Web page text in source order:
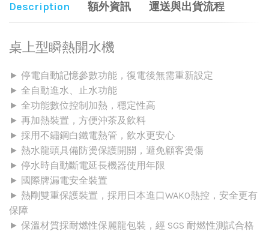
Description 額外資訊 運送與出貨流程
桌上型瞬熱開水機
► 停電自動記憶參數功能，復電後無需重新設定
► 全自動進水、止水功能
► 全功能數位控制加熱，穩定性高
► 再加熱裝置，方便沖茶及飲料
► 採用不鏽鋼白鐵電熱管，飲水更安心
► 熱水龍頭具備防燙保護開關，避免顧客燙傷
► 停水時自動斷電延長機器使用年限
► 國際牌漏電安全裝置
► 熱剛雙重保護裝置，採用日本進口WAKO熱控，安全更有
保障
► 保溫材質採耐燃性保麗龍包裝，經 SGS 耐燃性測試合格